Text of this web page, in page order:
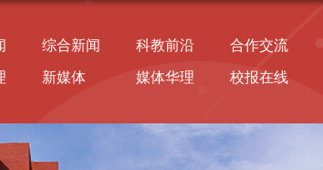
综合新闻 科教前沿 合作交流
新媒体 媒体华理 校报在线